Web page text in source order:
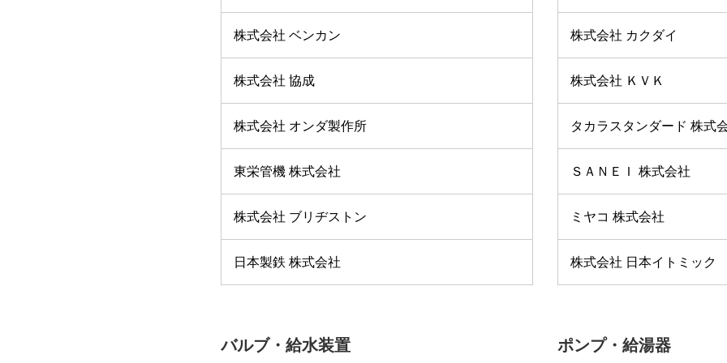
株式会社 ベンカン
株式会社 協成
株式会社 オンダ製作所
東栄管機 株式会社
株式会社 ブリヂストン
日本製鉄 株式会社
株式会社 カクダイ
株式会社 ＫＶＫ
タカラスタンダード 株式
ＳＡＮＥＩ 株式会社
ミヤコ 株式会社
株式会社 日本イトミック
バルブ・給水装置 ポンプ・給湯器